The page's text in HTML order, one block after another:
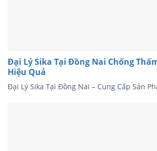
Đại Lý Sika Tại Đồng Nai Chống
Hiệu Quả
Đại Lý Sika Tại Đồng Nai – Cung Cấp Sản